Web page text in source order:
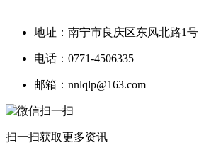
地址：南宁市良庆区东风北路1号
电话：0771-4506335
邮箱：nnlqlp@163.com
扫一扫获取更多资讯